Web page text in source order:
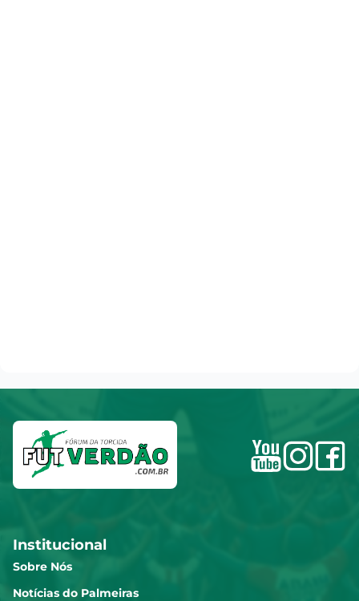
Institucional
Sobre Nós
Notícias do Palmeiras